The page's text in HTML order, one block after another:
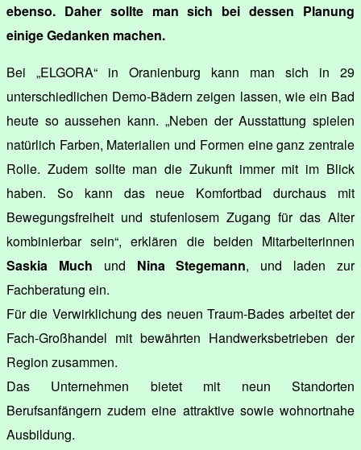
ebenso. Daher sollte man sich bei dessen Planung
einige Gedanken machen.
Bei „ELGORA“ in Oranienburg kann man sich in 29
unterschiedlichen Demo-Bädern zeigen lassen, wie ein Bad
heute so aussehen kann. „Neben der Ausstattung spielen
natürlich Farben, Materialien und Formen eine ganz zentrale
Rolle. Zudem sollte man die Zukunft immer mit im Blick
haben. So kann das neue Komfortbad durchaus mit
Bewegungsfreiheit und stufenlosem Zugang für das Alter
kombinierbar sein“, erklären die beiden Mitarbeiterinnen
Saskia Much und Nina Stegemann, und laden zur
Fachberatung ein.
Für die Verwirklichung des neuen Traum-Bades arbeitet der
Fach-Großhandel mit bewährten Handwerksbetrieben der
Region zusammen.
Das Unternehmen bietet mit neun Standorten
Berufsanfängern zudem eine attraktive sowie wohnortnahe
Ausbildung.